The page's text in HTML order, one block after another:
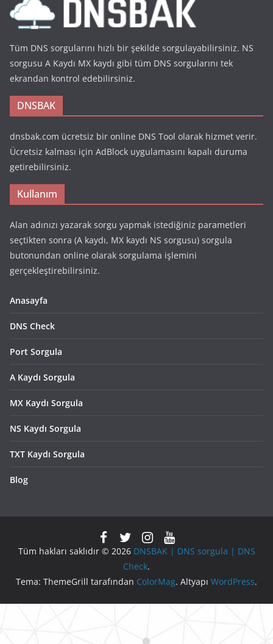
Tüm DNS sorgularını hızlı bir şekilde sorgulayabilirsiniz. NS
sorgusu A Kaydı MX kaydı gibi tüm DNS sorgularını tek
ekrandan kontrol edebilirsiniz.
DNSBAK
dnsbak.com ücretsiz bir online DNS Tool olarak hizmet verir.
Ücretsiz kalması için AdBlock uygulamasını kapalı duruma
getirebilirsiniz.
Kullanım
Alan adınızı yazarak sorgu yapmak istediğiniz parametleri
seçtikten sonra (A kaydı, MX kaydı NS sorgusu) sorgula
butonundan online olarak sorgulama işlemini
gerçekleştirebilirsiniz.
Anasayfa
DNS Check
Port Sorgula
A Kaydı Sorgula
MX Kaydı Sorgula
NS Kaydı Sorgula
TXT Kaydı Sorgula
Blog
Tüm hakları saklıdır © 2026 DNSBAK | DNS sorgula | DNS
Check.
Tema: ThemeGrill tarafından ColorMag. Altyapı WordPress.